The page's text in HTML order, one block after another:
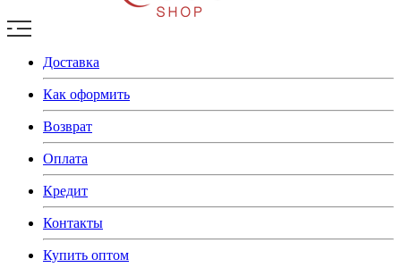
Доставка
Как оформить
Возврат
Оплата
Кредит
Контакты
Купить оптом